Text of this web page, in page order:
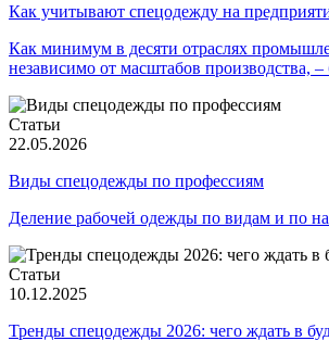
Как учитывают спецодежду на
Как минимум в десяти отраслях
независимо от масштабов производства,
Статьи
22.05.2026
Виды спецодежды по профессиям
Деление рабочей одежды по видам и по
Статьи
10.12.2025
Тренды спецодежды 2026: чего ждать в